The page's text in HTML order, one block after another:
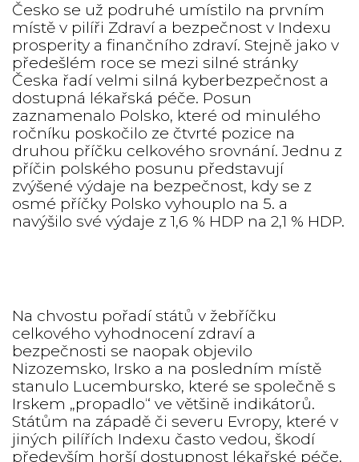
Česko se už podruhé umístilo na prvním
místě v pilíři Zdraví a bezpečnost v Indexu
prosperity a finančního zdraví. Stejně jako v
předešlém roce se mezi silné stránky
Česka řadí velmi silná kyberbezpečnost a
dostupná lékařská péče. Posun
zaznamenalo Polsko, které od minulého
ročníku poskočilo ze čtvrté pozice na
druhou příčku celkového srovnání. Jednu z
příčin polského posunu představují
zvýšené výdaje na bezpečnost, kdy se z
osmé příčky Polsko vyhouplo na 5. a
navýšilo své výdaje z 1,6 % HDP na 2,1 % HDP.
Na chvostu pořadí států v žebříčku
celkového vyhodnocení zdraví a
bezpečnosti se naopak objevilo
Nizozemsko, Irsko a na posledním místě
stanulo Lucembursko, které se společně s
Irskem „propadlo“ ve většině indikátorů.
Státům na západě či severu Evropy, které v
jiných pilířích Indexu často vedou, škodí
především horší dostupnost lékařské péče,